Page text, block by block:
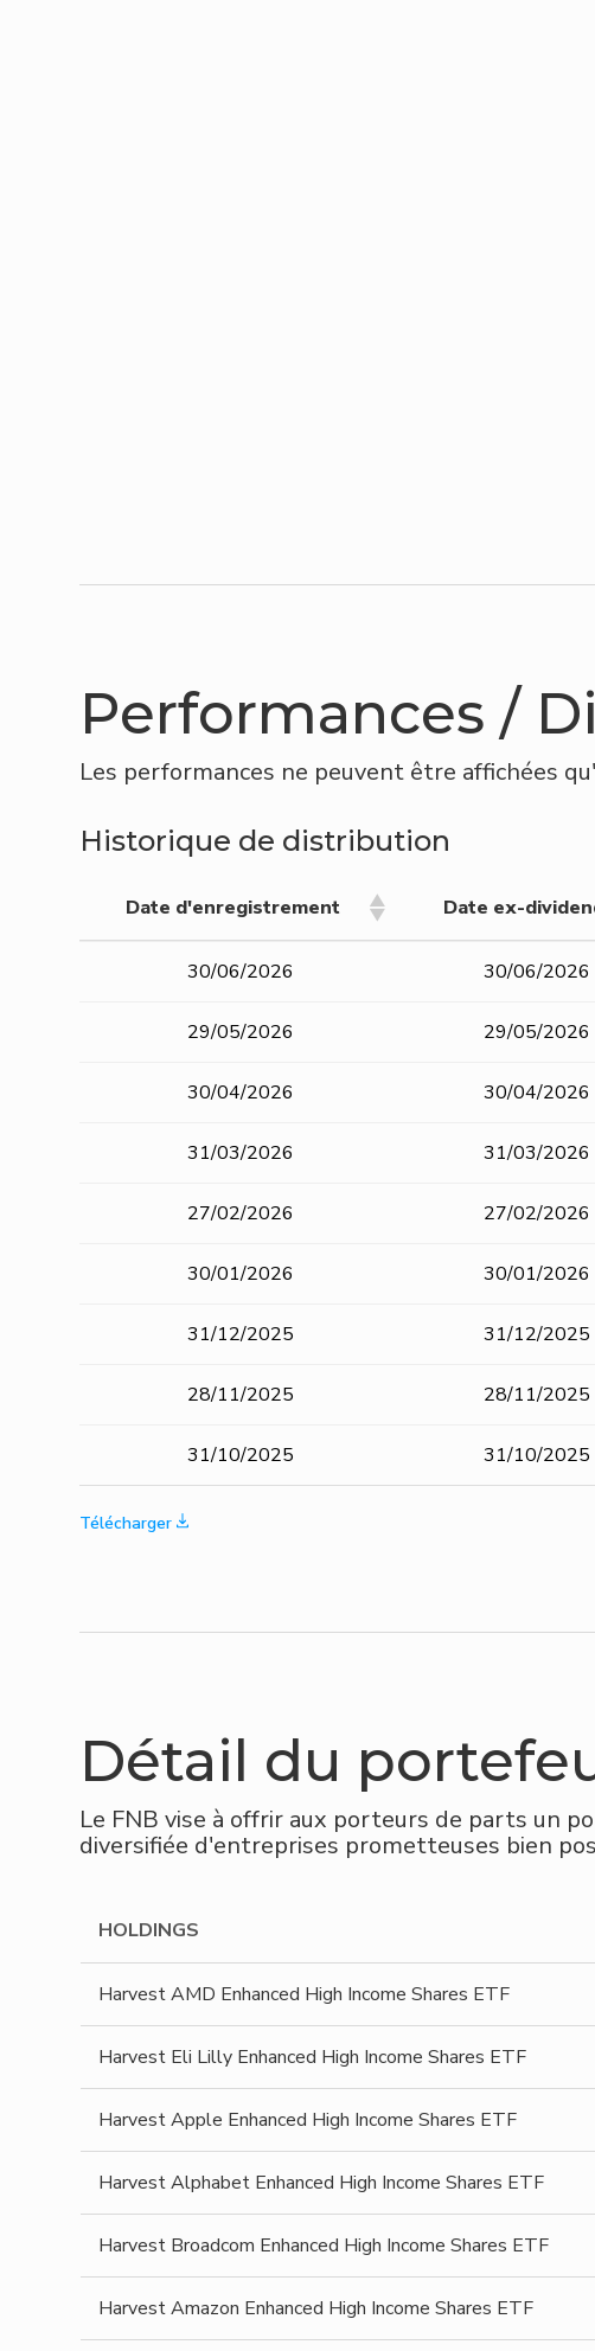
Performances /
Les performances ne peuvent être affichées
Historique de distribution
Date d'enregistrement Date ex-
30/06/2026 30/06/2026
29/05/2026 29/05/2026
30/04/2026 30/04/2026
31/03/2026 31/03/2026
27/02/2026 27/02/2026
30/01/2026 30/01/2026
31/12/2025 31/12/2025
28/11/2025 28/11/2025
31/10/2025 31/10/2025
Télécharger
Détail du
Le FNB vise à offrir aux porteurs de parts un
diversifiée d'entreprises prometteuses bien
HOLDINGS
Harvest AMD Enhanced High Income Shares ETF
Harvest Eli Lilly Enhanced High Income Shares ETF
Harvest Apple Enhanced High Income Shares ETF
Harvest Alphabet Enhanced High Income Shares ETF
Harvest Broadcom Enhanced High Income Shares ETF
Harvest Amazon Enhanced High Income Shares ETF